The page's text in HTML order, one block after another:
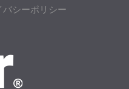
バシーポリシー